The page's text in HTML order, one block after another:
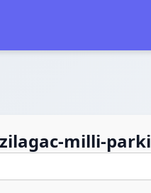
milli-parki